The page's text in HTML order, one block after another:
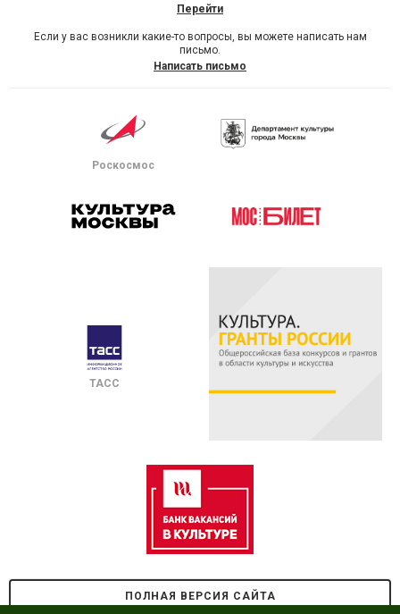
Перейти
Если у вас возникли какие-то вопросы, вы можете написать нам
письмо.
Написать письмо
Роскосмос
ТАСС
ПОЛНАЯ ВЕРСИЯ САЙТА